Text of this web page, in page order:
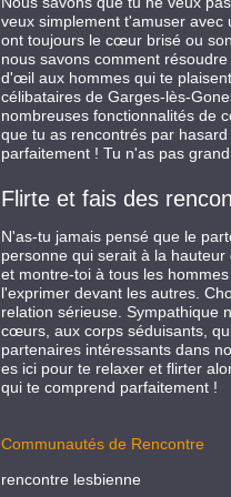
veux simplement t'amuser
ont toujours le cœur brisé ou
nous savons comment
d'œil aux hommes qui te
célibataires de Garges-lès-
nombreuses fonctionnalités de
que tu as rencontrés par
parfaitement ! Tu n'as pas
Flirte et fais des
N'as-tu jamais pensé que le
personne qui serait à la
et montre-toi à tous les
l'exprimer devant les autres.
relation sérieuse. Sympathique
cœurs, aux corps séduisants,
partenaires intéressants dans
es ici pour te relaxer et flirter
qui te comprend parfaitement !
Communautés de Rencontre
rencontre lesbienne